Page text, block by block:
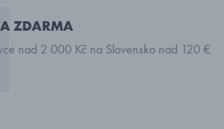
ZDARMA
nad 2 000 Kč na Slovensko nad 120 €